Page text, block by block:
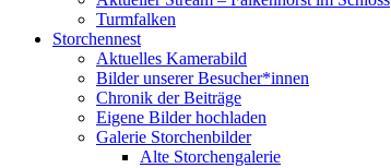
Turmfalken
Storchennest
Aktuelles Kamerabild
Bilder unserer Besucher*innen
Chronik der Beiträge
Eigene Bilder hochladen
Galerie Storchenbilder
Alte Storchengalerie